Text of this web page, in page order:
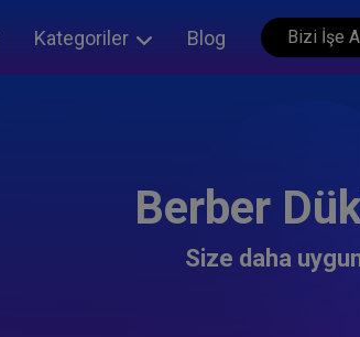
Kategoriler Blog Bizi İşe
Berber
Size daha